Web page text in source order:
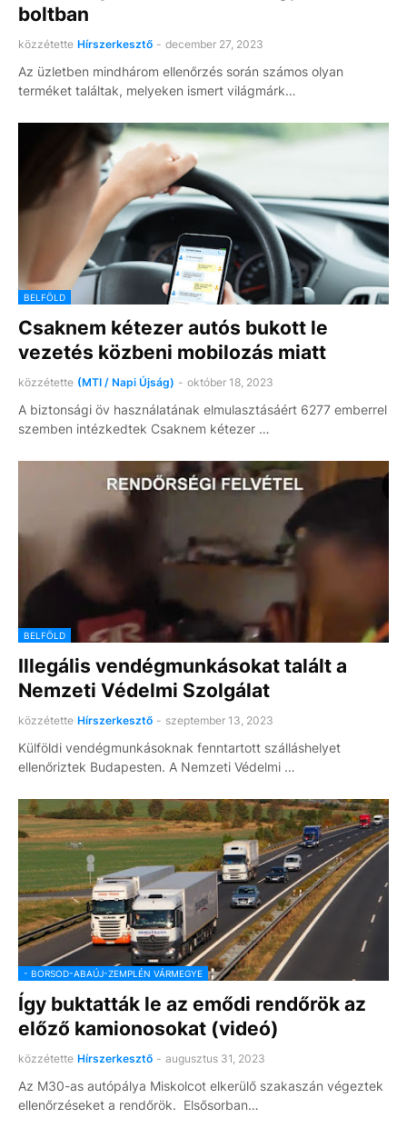
boltban
közzétette Hírszerkesztő - december 27, 2023
Az üzletben mindhárom ellenőrzés során számos olyan
terméket találtak, melyeken ismert világmárk…
BELFÖLD
Csaknem kétezer autós bukott le
vezetés közbeni mobilozás miatt
közzétette (MTI / Napi Újság) - október 18, 2023
A biztonsági öv használatának elmulasztásáért 6277 emberrel
szemben intézkedtek Csaknem kétezer …
BELFÖLD
Illegális vendégmunkásokat talált a
Nemzeti Védelmi Szolgálat
közzétette Hírszerkesztő - szeptember 13, 2023
Külföldi vendégmunkásoknak fenntartott szálláshelyet
ellenőriztek Budapesten. A Nemzeti Védelmi …
- BORSOD-ABAÚJ-ZEMPLÉN VÁRMEGYE
Így buktatták le az emődi rendőrök az
előző kamionosokat (videó)
közzétette Hírszerkesztő - augusztus 31, 2023
Az M30-as autópálya Miskolcot elkerülő szakaszán végeztek
ellenőrzéseket a rendőrök. Elsősorban…